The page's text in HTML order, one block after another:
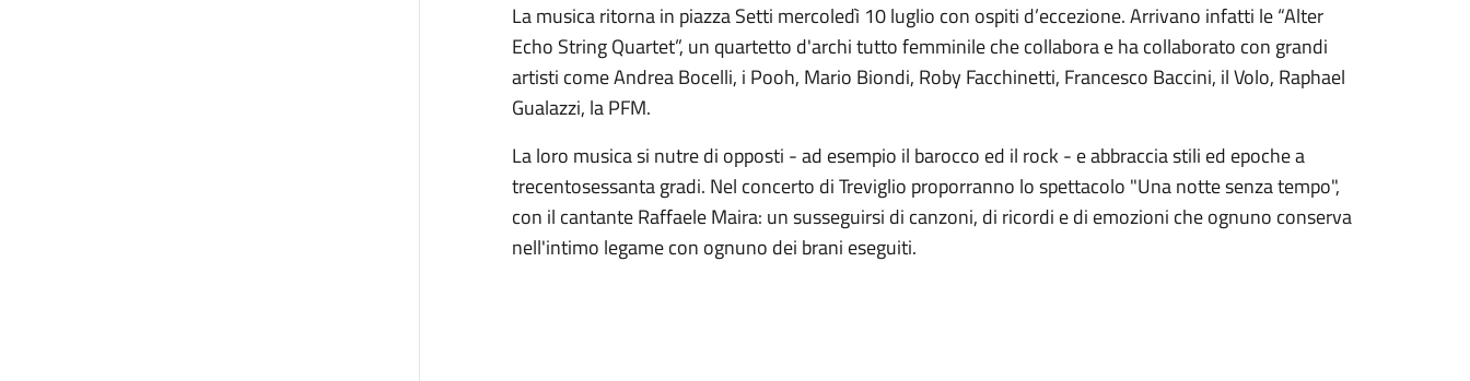
La musica ritorna in piazza Setti mercoledì 10 luglio con ospiti d’eccezione. Arrivano infatti le “Alter
Echo String Quartet”, un quartetto d'archi tutto femminile che collabora e ha collaborato con grandi
artisti come Andrea Bocelli, i Pooh, Mario Biondi, Roby Facchinetti, Francesco Baccini, il Volo, Raphael
Gualazzi, la PFM.
La loro musica si nutre di opposti - ad esempio il barocco ed il rock - e abbraccia stili ed epoche a
trecentosessanta gradi. Nel concerto di Treviglio proporranno lo spettacolo "Una notte senza tempo",
con il cantante Raffaele Maira: un susseguirsi di canzoni, di ricordi e di emozioni che ognuno conserva
nell'intimo legame con ognuno dei brani eseguiti.